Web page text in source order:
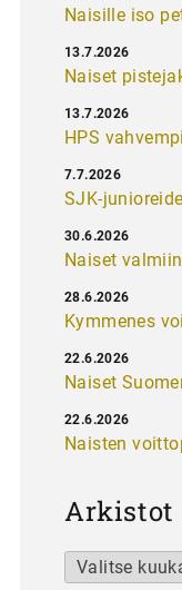
Naisille iso
Naiset
13.7.2026
HPS
13.7.2026
SJK-
7.7.2026
Naiset
30.6.2026
Kymmenes
28.6.2026
Naiset
22.6.2026
Naisten
22.6.2026
Arkistot
Arkistot